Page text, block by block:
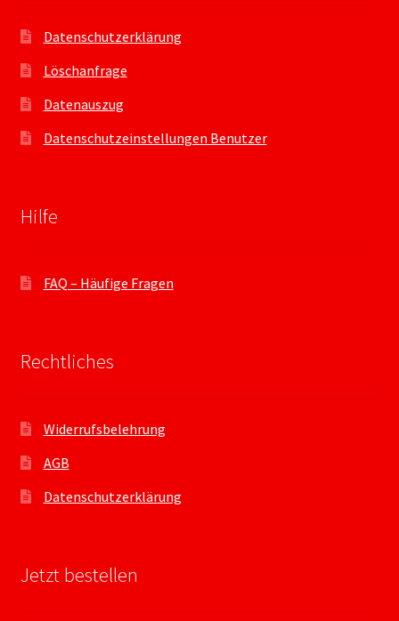
Datenschutzerklärung
Löschanfrage
Datenauszug
Datenschutzeinstellungen Benutzer
Hilfe
FAQ – Häufige Fragen
Rechtliches
Widerrufsbelehrung
AGB
Datenschutzerklärung
Jetzt bestellen